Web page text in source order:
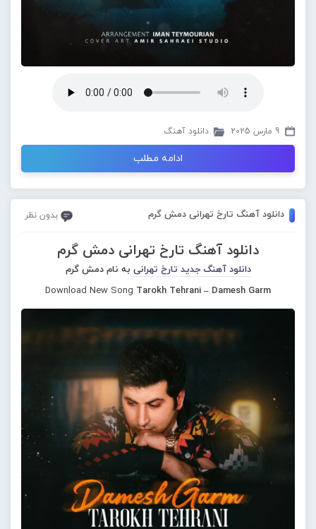
9 مارس 2025 دانلود آهنگ
ادامه مطلب
دانلود آهنگ تارخ تهرانی دمش گرم بدون نظر
دانلود آهنگ تارخ تهرانی دمش گرم
دانلود آهنگ جدید تارخ تهرانی به نام دمش گرم
Download New Song Tarokh Tehrani – Damesh Garm